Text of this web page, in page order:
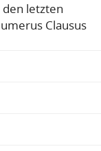
letzten
Clausus